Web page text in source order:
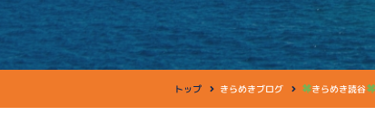
トップ きらめきブログ きらめき読谷